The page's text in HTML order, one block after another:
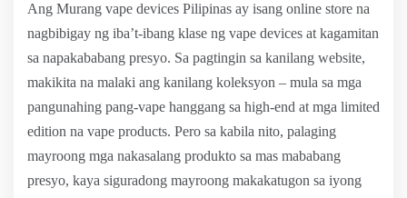
Ang Murang vape devices Pilipinas ay isang online store na
nagbibigay ng iba’t-ibang klase ng vape devices at kagamitan
sa napakababang presyo. Sa pagtingin sa kanilang website,
makikita na malaki ang kanilang koleksyon – mula sa mga
pangunahing pang-vape hanggang sa high-end at mga limited
edition na vape products. Pero sa kabila nito, palaging
mayroong mga nakasalang produkto sa mas mababang
presyo, kaya siguradong mayroong makakatugon sa iyong